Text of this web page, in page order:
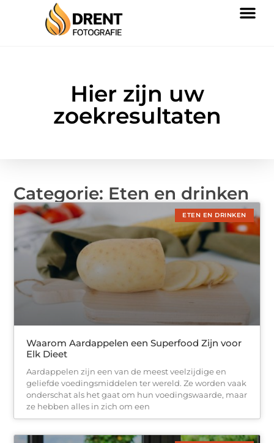
Hier zijn uw
zoekresultaten
Categorie: Eten en drinken
ETEN EN DRINKEN
Waarom Aardappelen een Superfood Zijn voor
Elk Dieet
Aardappelen zijn een van de meest veelzijdige en
geliefde voedingsmiddelen ter wereld. Ze worden vaak
onderschat als het gaat om hun voedingswaarde, maar
ze hebben alles in zich om een